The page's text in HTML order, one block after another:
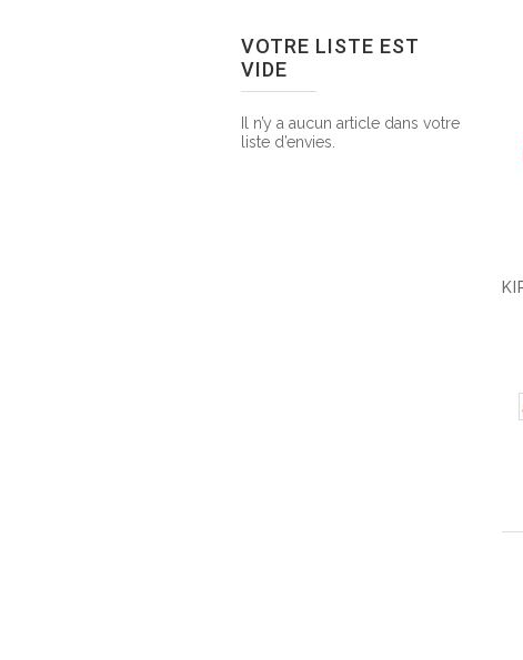
VOTRE LISTE EST
VIDE
Il n’y a aucun article dans votre
liste d’envies.